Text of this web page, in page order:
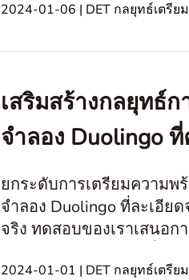
2024-01-06 | DET กลยุทธ์เตรีย
เสริมสร้างกลยุทธ์
จำลอง Duolingo
ยกระดับการเตรียมความ
จำลอง Duolingo ที่ละเอีย
จริง ทดสอบของเราเสนอ
2024-01-01 | DET กลยุทธ์เตรีย